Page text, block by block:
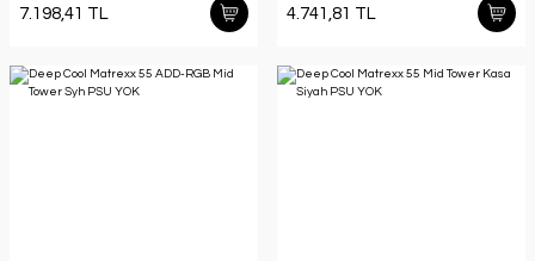
7.198,41 TL 4.741,81 TL